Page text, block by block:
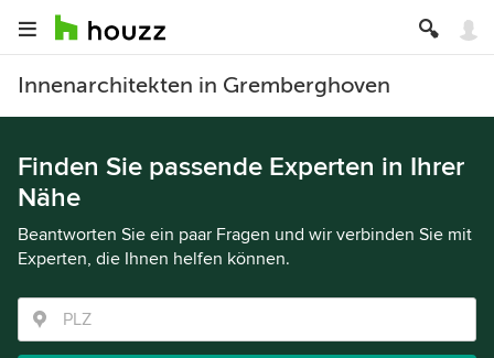
Innenarchitekten in Gremberghoven
Finden Sie passende Experten in Ihrer
Nähe
Beantworten Sie ein paar Fragen und wir verbinden Sie mit
Experten, die Ihnen helfen können.